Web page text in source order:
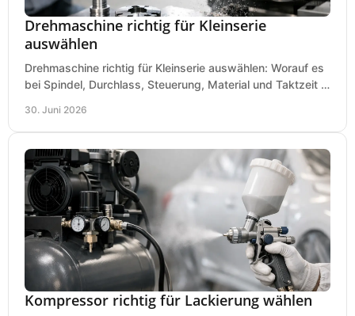
Drehmaschine richtig für Kleinserie
auswählen
Drehmaschine richtig für Kleinserie auswählen: Worauf es
bei Spindel, Durchlass, Steuerung, Material und Taktzeit in
30. Juni 2026
Kompressor richtig für Lackierung wählen